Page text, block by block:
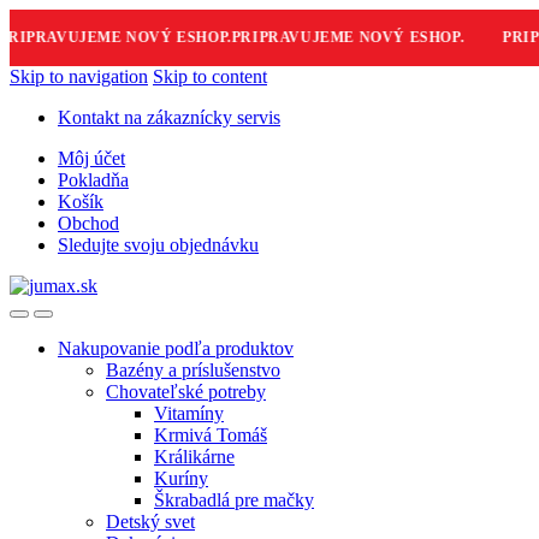
NOVÝ ESHOP.PRIPRAVUJEME NOVÝ ESHOP.
Skip to navigation Skip to content
Kontakt na zákaznícky servis
Môj účet
Pokladňa
Košík
Obchod
Sledujte svoju objednávku
Nakupovanie podľa produktov
Bazény a príslušenstvo
Chovateľské potreby
Vitamíny
Krmivá Tomáš
Králikárne
Kuríny
Škrabadlá pre mačky
Detský svet